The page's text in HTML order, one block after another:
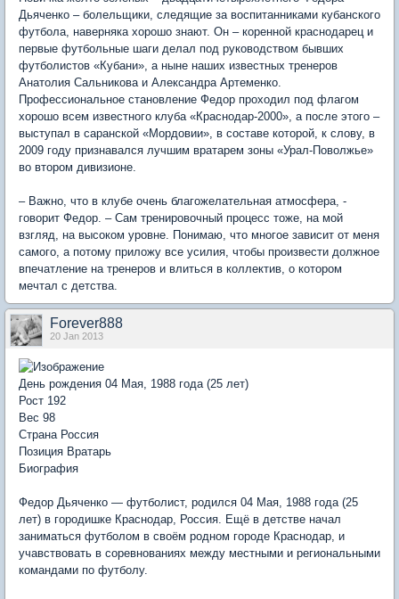
Дьяченко – болельщики, следящие за воспитанниками кубанского
футбола, наверняка хорошо знают. Он – коренной краснодарец и
первые футбольные шаги делал под руководством бывших
футболистов «Кубани», а ныне наших известных тренеров
Анатолия Сальникова и Александра Артеменко.
Профессиональное становление Федор проходил под флагом
хорошо всем известного клуба «Краснодар-2000», а после этого –
выступал в саранской «Мордовии», в составе которой, к слову, в
2009 году признавался лучшим вратарем зоны «Урал-Поволжье»
во втором дивизионе.
– Важно, что в клубе очень благожелательная атмосфера, -
говорит Федор. – Сам тренировочный процесс тоже, на мой
взгляд, на высоком уровне. Понимаю, что многое зависит от меня
самого, а потому приложу все усилия, чтобы произвести должное
впечатление на тренеров и влиться в коллектив, о котором
мечтал с детства.
Forever888
20 Jan 2013
День рождения 04 Мая, 1988 года (25 лет)
Рост 192
Вес 98
Страна Россия
Позиция Вратарь
Биография
Федор Дьяченко — футболист, родился 04 Мая, 1988 года (25
лет) в городишке Краснодар, Россия. Ещё в детстве начал
заниматься футболом в своём родном городе Краснодар, и
учавствовать в соревнованиях между местными и региональными
командами по футболу.